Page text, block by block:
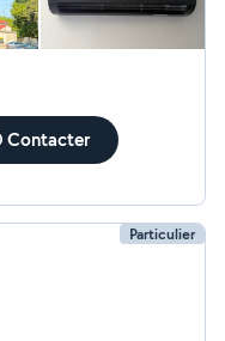
Contacter
Particulier